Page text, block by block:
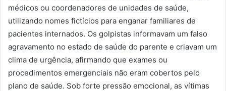
médicos ou coordenadores de unidades de saúde,
utilizando nomes fictícios para enganar familiares de
pacientes internados. Os golpistas informavam um falso
agravamento no estado de saúde do parente e criavam um
clima de urgência, afirmando que exames ou
procedimentos emergenciais não eram cobertos pelo
plano de saúde. Sob forte pressão emocional, as vítimas